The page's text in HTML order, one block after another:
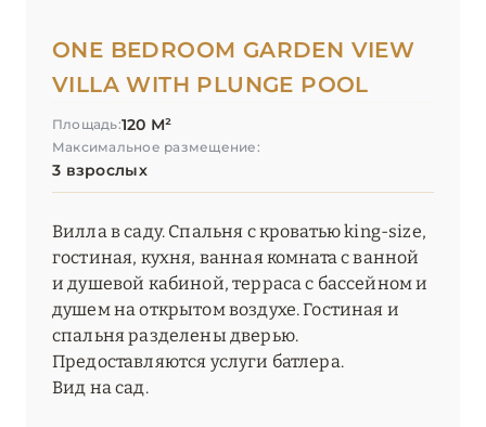
ONE BEDROOM GARDEN VIEW
VILLA WITH PLUNGE POOL
Площадь:120 М²
Максимальное размещение:
3 взрослых
Вилла в саду. Спальня с кроватью king-size,
гостиная, кухня, ванная комната с ванной
и душевой кабиной, терраса с бассейном и
душем на открытом воздухе. Гостиная и
спальня разделены дверью.
Предоставляются услуги батлера.
Вид на сад.